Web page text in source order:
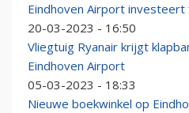
Eindhoven Airport investeert
20-03-2023 - 16:50
Vliegtuig Ryanair krijgt
Eindhoven Airport
05-03-2023 - 18:33
Nieuwe boekwinkel op